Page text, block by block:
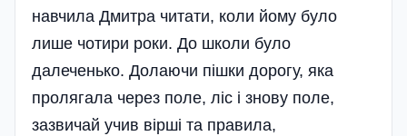
навчила Дмитра читати, коли йому було
лише чотири роки. До школи було
далеченько. Долаючи пішки дорогу, яка
пролягала через поле, ліс і знову поле,
зазвичай учив вірші та правила,